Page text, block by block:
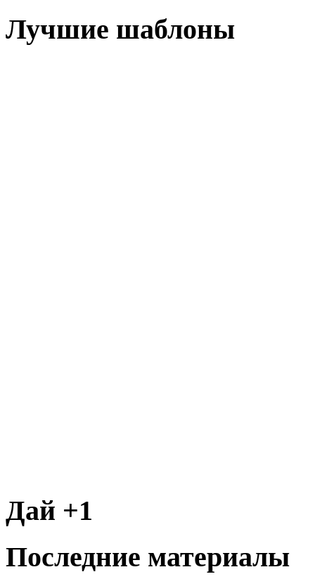
Лучшие шаблоны
Дай +1
Последние материалы